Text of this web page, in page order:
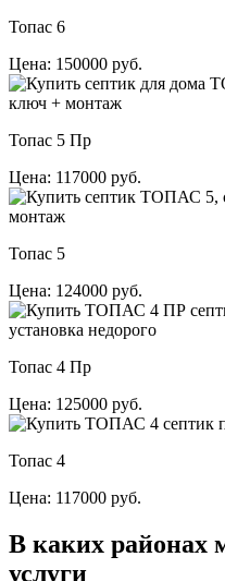
Топас 6
Цена: 150000 руб.
Топас 5 Пр
Цена: 117000 руб.
Топас 5
Цена: 124000 руб.
Топас 4 Пр
Цена: 125000 руб.
Топас 4
Цена: 117000 руб.
В каких районах
услуги